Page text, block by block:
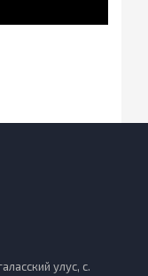
улус, с.